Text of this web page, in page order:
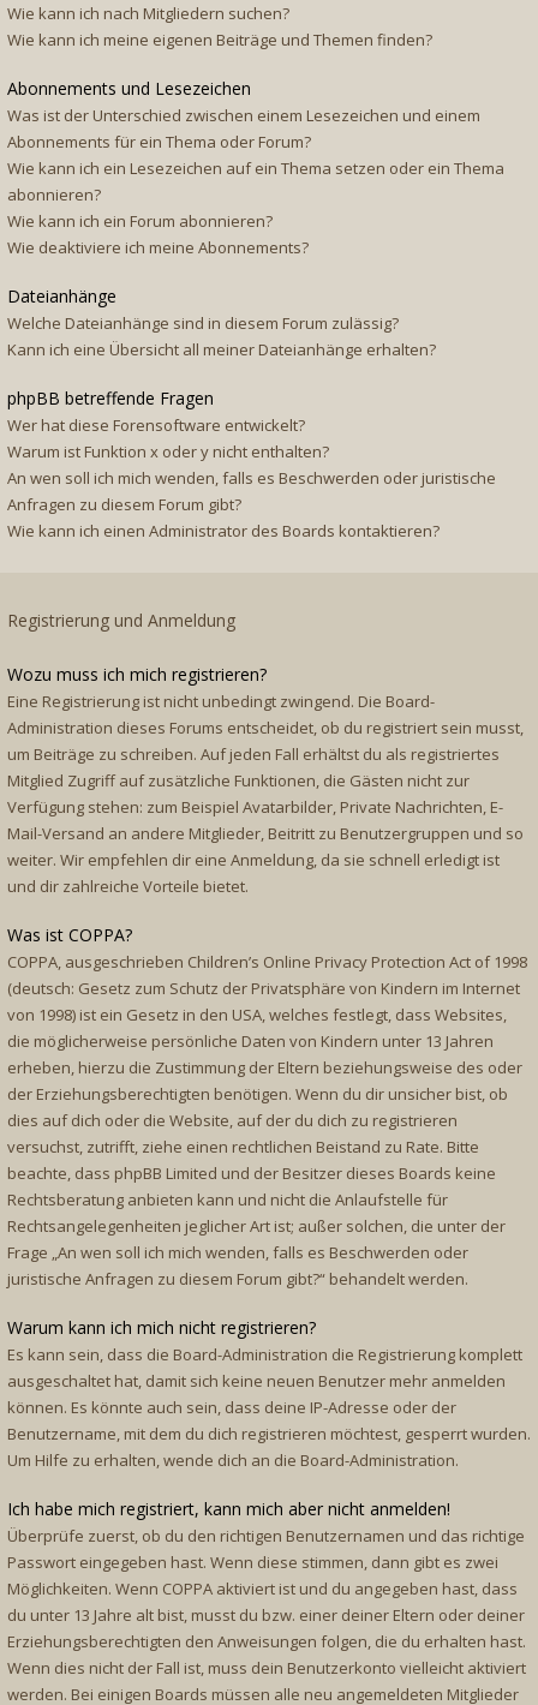
Wie kann ich nach Mitgliedern suchen?
Wie kann ich meine eigenen Beiträge und Themen finden?
Abonnements und Lesezeichen
Was ist der Unterschied zwischen einem Lesezeichen und einem
Abonnements für ein Thema oder Forum?
Wie kann ich ein Lesezeichen auf ein Thema setzen oder ein Thema
abonnieren?
Wie kann ich ein Forum abonnieren?
Wie deaktiviere ich meine Abonnements?
Dateianhänge
Welche Dateianhänge sind in diesem Forum zulässig?
Kann ich eine Übersicht all meiner Dateianhänge erhalten?
phpBB betreffende Fragen
Wer hat diese Forensoftware entwickelt?
Warum ist Funktion x oder y nicht enthalten?
An wen soll ich mich wenden, falls es Beschwerden oder juristische
Anfragen zu diesem Forum gibt?
Wie kann ich einen Administrator des Boards kontaktieren?
Registrierung und Anmeldung
Wozu muss ich mich registrieren?
Eine Registrierung ist nicht unbedingt zwingend. Die Board-
Administration dieses Forums entscheidet, ob du registriert sein musst,
um Beiträge zu schreiben. Auf jeden Fall erhältst du als registriertes
Mitglied Zugriff auf zusätzliche Funktionen, die Gästen nicht zur
Verfügung stehen: zum Beispiel Avatarbilder, Private Nachrichten, E-
Mail-Versand an andere Mitglieder, Beitritt zu Benutzergruppen und so
weiter. Wir empfehlen dir eine Anmeldung, da sie schnell erledigt ist
und dir zahlreiche Vorteile bietet.
Was ist COPPA?
COPPA, ausgeschrieben Children’s Online Privacy Protection Act of 1998
(deutsch: Gesetz zum Schutz der Privatsphäre von Kindern im Internet
von 1998) ist ein Gesetz in den USA, welches festlegt, dass Websites,
die möglicherweise persönliche Daten von Kindern unter 13 Jahren
erheben, hierzu die Zustimmung der Eltern beziehungsweise des oder
der Erziehungsberechtigten benötigen. Wenn du dir unsicher bist, ob
dies auf dich oder die Website, auf der du dich zu registrieren
versuchst, zutrifft, ziehe einen rechtlichen Beistand zu Rate. Bitte
beachte, dass phpBB Limited und der Besitzer dieses Boards keine
Rechtsberatung anbieten kann und nicht die Anlaufstelle für
Rechtsangelegenheiten jeglicher Art ist; außer solchen, die unter der
Frage „An wen soll ich mich wenden, falls es Beschwerden oder
juristische Anfragen zu diesem Forum gibt?“ behandelt werden.
Warum kann ich mich nicht registrieren?
Es kann sein, dass die Board-Administration die Registrierung komplett
ausgeschaltet hat, damit sich keine neuen Benutzer mehr anmelden
können. Es könnte auch sein, dass deine IP-Adresse oder der
Benutzername, mit dem du dich registrieren möchtest, gesperrt wurden.
Um Hilfe zu erhalten, wende dich an die Board-Administration.
Ich habe mich registriert, kann mich aber nicht anmelden!
Überprüfe zuerst, ob du den richtigen Benutzernamen und das richtige
Passwort eingegeben hast. Wenn diese stimmen, dann gibt es zwei
Möglichkeiten. Wenn COPPA aktiviert ist und du angegeben hast, dass
du unter 13 Jahre alt bist, musst du bzw. einer deiner Eltern oder deiner
Erziehungsberechtigten den Anweisungen folgen, die du erhalten hast.
Wenn dies nicht der Fall ist, muss dein Benutzerkonto vielleicht aktiviert
werden. Bei einigen Boards müssen alle neu angemeldeten Mitglieder